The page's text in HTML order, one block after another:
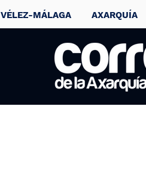
VÉLEZ-MÁLAGA AXARQUÍA